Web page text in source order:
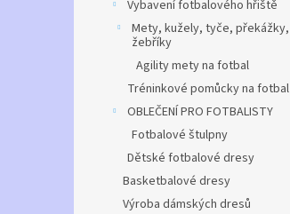
Vybavení fotbalového hřiště
Mety, kužely, tyče, překážky,
žebříky
Agility mety na fotbal
Tréninkové pomůcky na fotbal
OBLEČENÍ PRO FOTBALISTY
Fotbalové štulpny
Dětské fotbalové dresy
Basketbalové dresy
Výroba dámských dresů